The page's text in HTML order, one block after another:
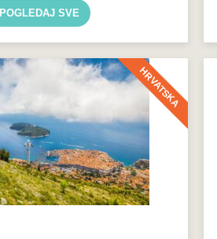
POGLEDAJ SVE
HRVATSKA